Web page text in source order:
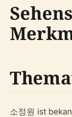
소정원 ist